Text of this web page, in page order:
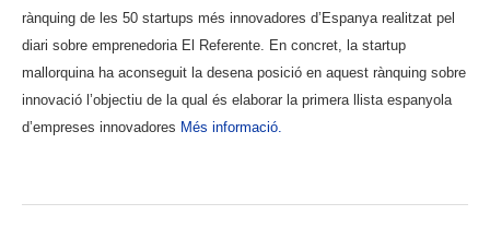
rànquing de les 50 startups més innovadores d’Espanya realitzat pel
diari sobre emprenedoria El Referente. En concret, la startup
mallorquina ha aconseguit la desena posició en aquest rànquing sobre
innovació l’objectiu de la qual és elaborar la primera llista espanyola
d’empreses innovadores Més informació.